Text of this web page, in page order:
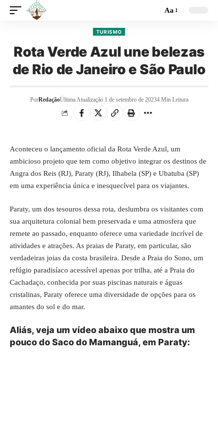
Aa
TURISMO
Rota Verde Azul une belezas
de Rio de Janeiro e São Paulo
PorRedaçãoÚltima Atualização 1 de setembro de 20234 Min Leitura
Aconteceu o lançamento oficial da Rota Verde Azul, um
ambicioso projeto que tem como objetivo integrar os destinos de
Angra dos Reis (RJ), Paraty (RJ), Ilhabela (SP) e Ubatuba (SP)
em uma experiência única e inesquecível para os viajantes.
Paraty, um dos tesouros dessa rota, deslumbra os visitantes com
sua arquitetura colonial bem preservada e uma atmosfera que
remete ao passado, enquanto oferece uma variedade incrível de
atividades e atrações. As praias de Paraty, em particular, são
verdadeiras joias da costa brasileira. Desde a Praia do Sono, um
refúgio paradisíaco acessível apenas por trilha, até a Praia do
Cachadaço, conhecida por suas piscinas naturais e águas
cristalinas, Paraty oferece uma diversidade de opções para os
amantes do sol e do mar.
Aliás, veja um vídeo abaixo que mostra um
pouco do Saco do Mamanguá, em Paraty: